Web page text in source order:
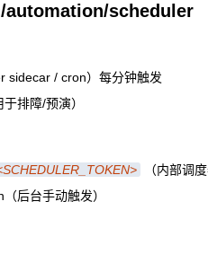
automation/scheduler
sidecar / cron）每分钟触发
排障/预演）
（内部调
后台手动触发）